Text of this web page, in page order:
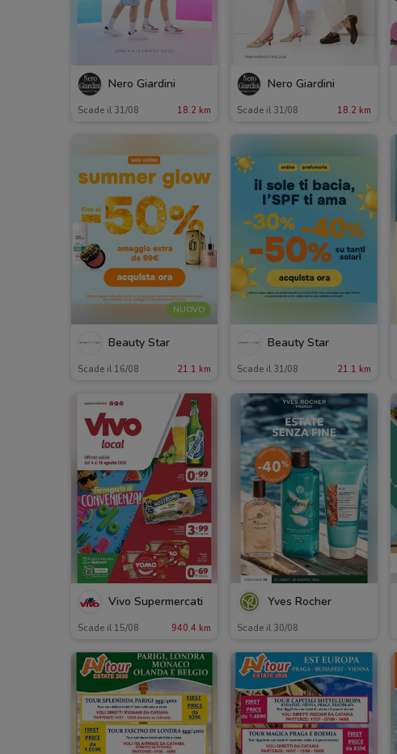
Nero Giardini
Scade il 31/08 18.2 km
Nero Giardini
Scade il 31/08 18.2 km
NUOVO
Beauty Star
Scade il 16/08 21.1 km
Beauty Star
Scade il 31/08 21.1 km
Vivo Supermercati
Scade il 15/08 940.4 km
Yves Rocher
Scade il 30/08